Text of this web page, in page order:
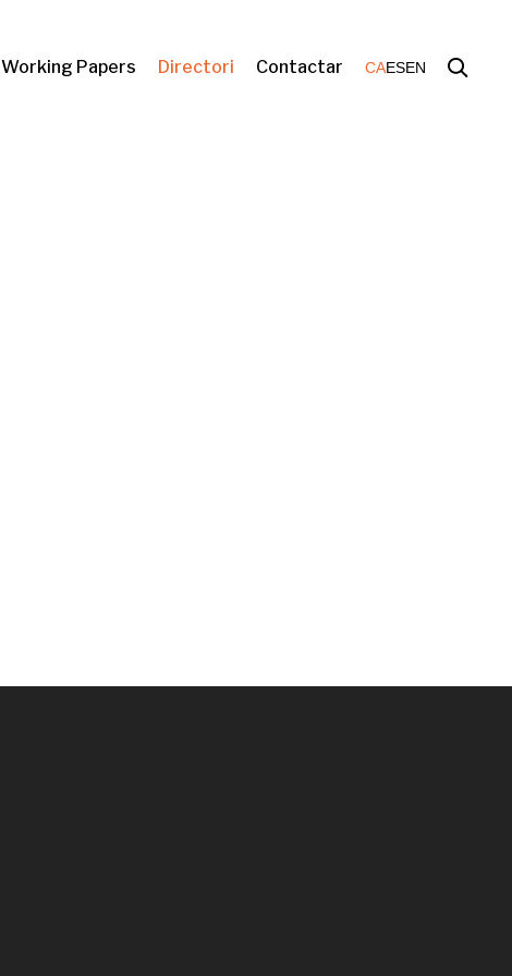
Working Papers Directori Contactar CAESEN